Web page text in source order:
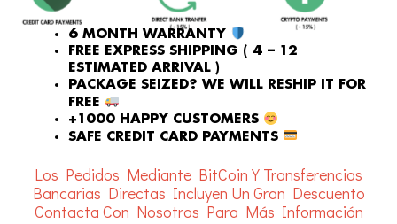
6 MONTH WARRANTY
FREE EXPRESS SHIPPING ( 4 – 12
ESTIMATED ARRIVAL )
PACKAGE SEIZED? WE WILL RESHIP IT FOR
FREE
+1000 HAPPY CUSTOMERS
SAFE CREDIT CARD PAYMENTS
Los Pedidos Mediante BitCoin Y Transferencias
Bancarias Directas Incluyen Un Gran Descuento
Contacta Con Nosotros Para Más Información